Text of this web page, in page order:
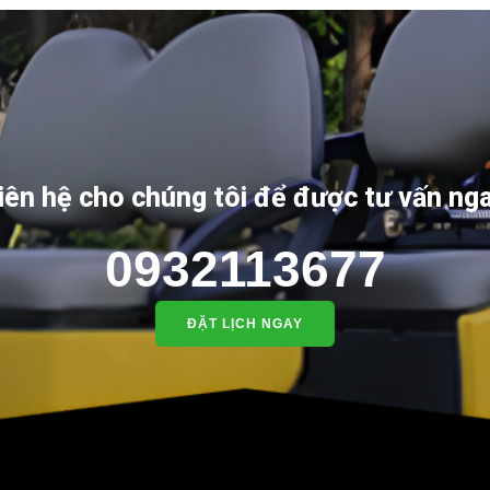
hệ cho chúng tôi để được tư vấn
0932113677
ĐẶT LỊCH NGAY